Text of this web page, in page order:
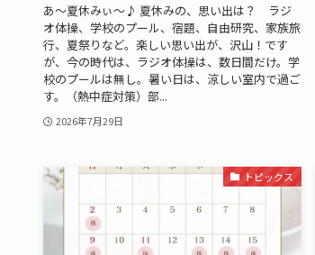
あ～夏休みぃ～♪ 夏休みの、思い出は？ ラジ
オ体操、学校のプール、宿題、自由研究、家族旅
行、夏祭りなど。楽しい思い出が、沢山！です
が、今の時代は、ラジオ体操は、数日間だけ。学
校のプールは無し。暑い日は、涼しい室内で過ご
す。（熱中症対策）部...
2026年7月29日
トピックス